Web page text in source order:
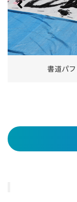
書道パフ